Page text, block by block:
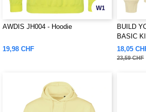
W1
AWDIS JH004 - Hoodie
19,98 CHF
BUILD
BASIC
18,05
23,59 CHF